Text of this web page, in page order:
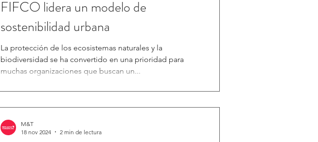
FIFCO lidera un modelo de
sostenibilidad urbana
La protección de los ecosistemas naturales y la
biodiversidad se ha convertido en una prioridad para
muchas organizaciones que buscan un...
M&T
18 nov 2024
2 min de lectura